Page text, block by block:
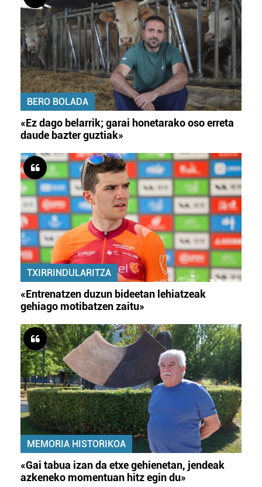
BERO BOLADA
«Ez dago belarrik; garai honetarako oso erreta
daude bazter guztiak»
TXIRRINDULARITZA
«Entrenatzen duzun bideetan lehiatzeak
gehiago motibatzen zaitu»
MEMORIA HISTORIKOA
«Gai tabua izan da etxe gehienetan, jendeak
azkeneko momentuan hitz egin du»